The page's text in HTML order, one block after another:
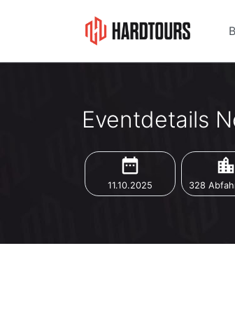
Eventdetails
date_range
11.10.2025
location_city
328